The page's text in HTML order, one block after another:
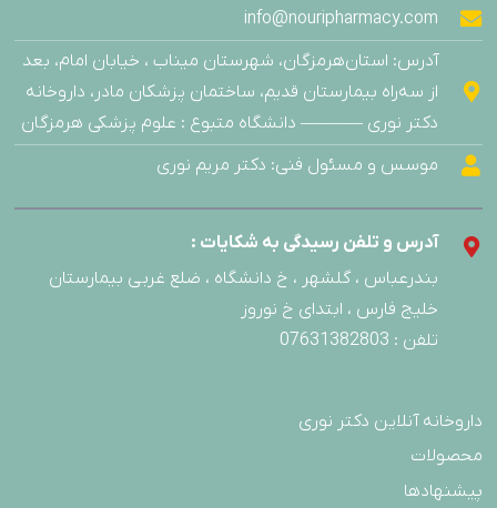
info@nouripharmacy.com
آدرس: استان‌هرمزگان، شهرستان میناب ، خیابان امام، بعد
از سه‌راه بیمارستان قدیم، ساختمان پزشکان مادر، داروخانه
دکتر نوری ———– دانشگاه متبوع : علوم پزشکی هرمزگان
موسس و مسئول فنی: دکتر مریم نوری
آدرس و تلفن رسیدگی به شکایات :
بندرعباس ، گلشهر ، خ دانشگاه ، ضلع غربی بیمارستان
خلیج فارس ، ابتدای خ نوروز
تلفن : 07631382803
داروخانه آنلاین دکتر نوری
محصولات
پیشنهادها